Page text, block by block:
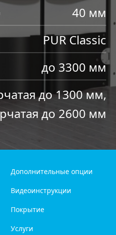
40 мм
PUR Classic
до 3300 мм
до 1300 мм,
до 2600 мм
Дополнительные опции
Видеоинструкции
Покрытие
Услуги